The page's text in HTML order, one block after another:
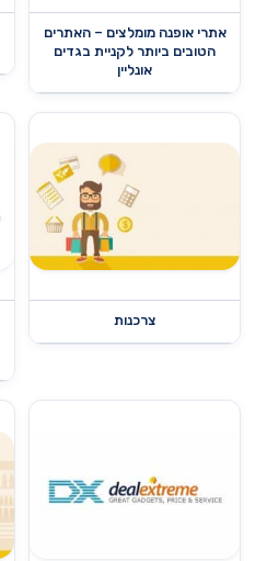
אתרי אופנה מומלצים – האתרים
הטובים ביותר לקניית בגדים
אונליין
צרכנות